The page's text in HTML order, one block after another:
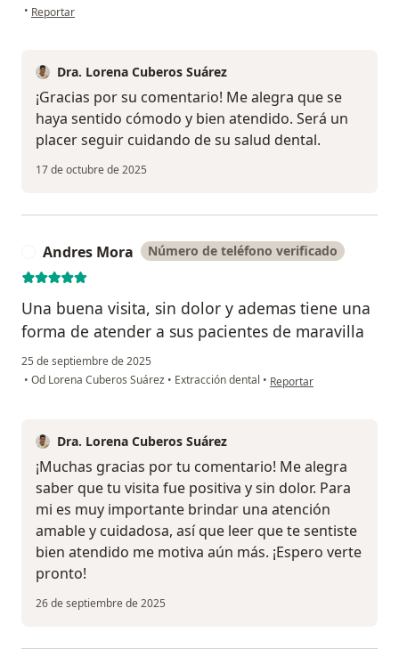
• en opinión del usuario Nathalia saldivia
Reportar
Dra. Lorena Cuberos Suárez
¡Gracias por su comentario! Me alegra que se
haya sentido cómodo y bien atendido. Será un
placer seguir cuidando de su salud dental.
17 de octubre de 2025
Andres Mora Número de teléfono verificado
Una buena visita, sin dolor y ademas tiene una
forma de atender a sus pacientes de maravilla
25 de septiembre de 2025
• Od Lorena Cuberos Suárez • Extracción dental • en opinión del usuario
Reportar
Dra. Lorena Cuberos Suárez
¡Muchas gracias por tu comentario! Me alegra
saber que tu visita fue positiva y sin dolor. Para
mi es muy importante brindar una atención
amable y cuidadosa, así que leer que te sentiste
bien atendido me motiva aún más. ¡Espero verte
pronto!
26 de septiembre de 2025